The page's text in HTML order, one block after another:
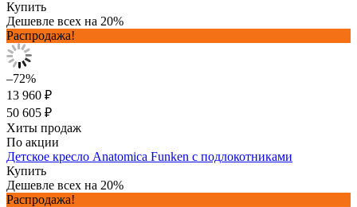
Купить
Дешевле всех на 20%
Распродажа!
–72%
13 960 ₽
50 605 ₽
Хиты продаж
По акции
Детское кресло Anatomica Funken с подлокотниками
Купить
Дешевле всех на 20%
Распродажа!